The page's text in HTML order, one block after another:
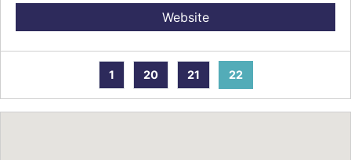
Website
1 20 21 22